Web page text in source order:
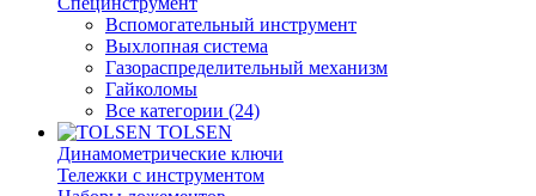
Вспомогательный инструмент
Выхлопная система
Газораспределительный механизм
Гайколомы
Все категории (24)
TOLSEN
Динамометрические ключи
Тележки с инструментом